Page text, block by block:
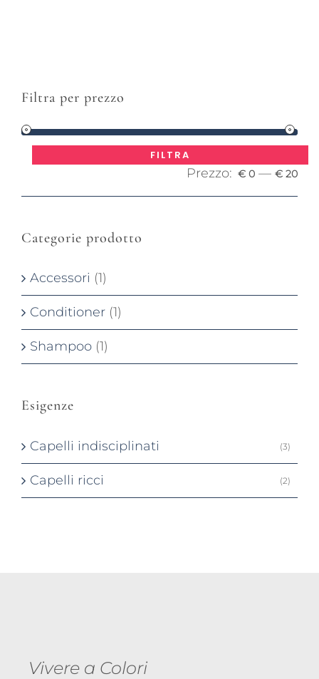
Filtra per prezzo
FILTRA
Prezzo: € 0 — € 20
Categorie prodotto
Accessori (1)
Conditioner (1)
Shampoo (1)
Esigenze
Capelli indisciplinati (3)
Capelli ricci (2)
Vivere a Colori